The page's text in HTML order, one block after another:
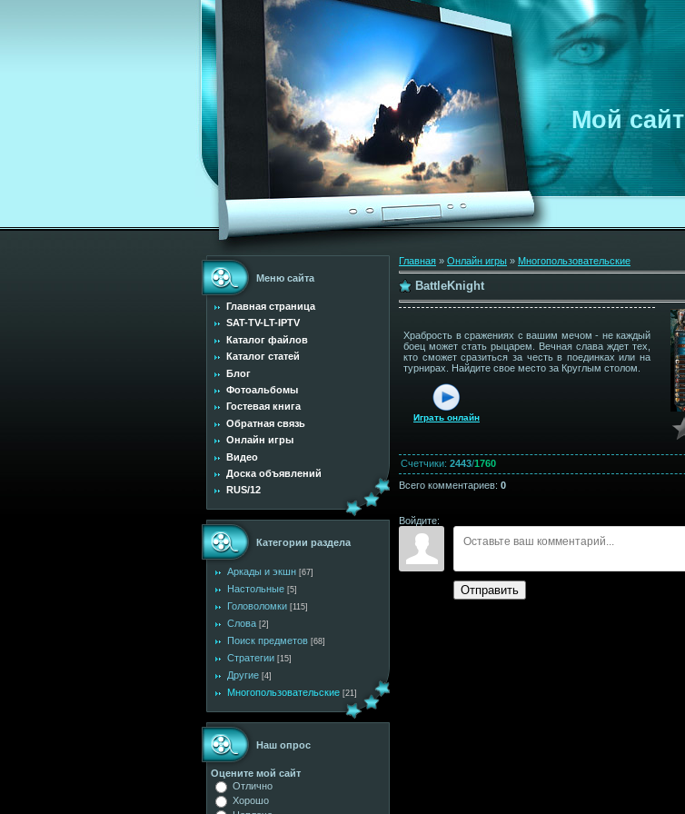
Мой сайт
Меню сайта
Главная страница
SAT-TV-LT-IPTV
Каталог файлов
Каталог статей
Блог
Фотоальбомы
Гостевая книга
Обратная связь
Онлайн игры
Видео
Доска объявлений
RUS/12
Категории раздела
Аркады и экшн [67]
Настольные [5]
Головоломки [115]
Слова [2]
Поиск предметов [68]
Стратегии [15]
Другие [4]
Многопользовательские [21]
Наш опрос
Оцените мой сайт
Отлично
Хорошо
Главная » Онлайн игры » Многопользовательские
BattleKnight
Храбрость в сражениях с вашим мечом - не каждый
боец может стать рыцарем. Вечная слава ждет тех,
кто сможет сразиться за честь в поединках или на
турнирах. Найдите свое место за Круглым столом.
Играть онлайн
Счетчики: 2443/1760
Всего комментариев: 0
Войдите:
Отправить